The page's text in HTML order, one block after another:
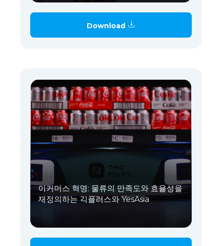
Download
이커머스 혁명: 물류의 만족도와 효율성을
재정의하는 긱플러스와 YesAsia